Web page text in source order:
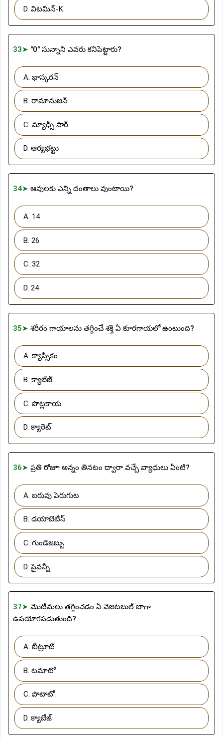
D. విటమిన్-K
33➤ "0" సున్నాని ఎవరు కనిపెట్టారు?
A. భాస్కరన్
B. రామానుజన్
C. మ్యాథ్స్ సార్
D. ఆర్యభట్టు
34➤ ఆవులకు ఎన్ని దంతాలు వుంటాయి?
A. 14
B. 26
C. 32
D. 24
35➤ శరీరం గాయాలను తగ్గించే శక్తి ఏ కూరగాయలో ఉంటుంది?
A. క్యాప్సికం
B. క్యాబేజ్
C. పొట్లకాయ
D. క్యారెట్
36➤ ప్రతి రోజూ అన్నం తినటం ద్వారా వచ్చే వ్యాధులు ఏంటి?
A. బరువు పెరుగుట
B. డయాబెటిస్
C. గుండెజబ్బు
D. పైవన్నీ
37➤ మొటిమలు తగ్గించడం ఏ వెజిటబుల్ బాగా
ఉపయోగపడుతుంది?
A. బీట్రూట్
B. టమాటో
C. పొటాటో
D. క్యాబేజ్